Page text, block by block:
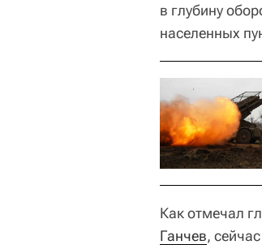
в глубину
населенных
Как отмечал
Ганчев,